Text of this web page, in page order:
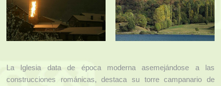
La Iglesia data de época moderna asemejándose a las
construcciones románicas, destaca su torre campanario de